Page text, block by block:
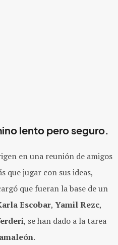
lento pero seguro.
en una reunión de amigos
que jugar con sus ideas,
que fueran la base de un
Escobar, Yamil Rezc,
, se han dado a la tarea
.